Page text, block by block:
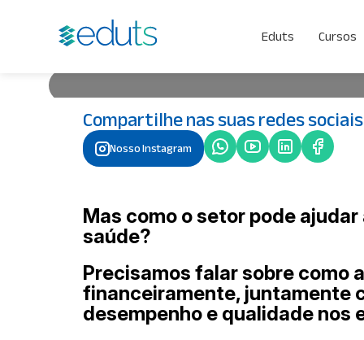
Eduts Cursos
Redução de custos com
Mas como o setor pode ajudar a reduzir os
Precisamos falar sobre como a Engenharia
com os benefícios de segurança, desempenho e
saúde! Vamos considerar alguns cenários!
Compartilhe nas suas redes
Nosso Instagram
Mas como o setor pode
saúde?
Precisamos falar sobre como
financeiramente, juntamente
desempenho e qualidade nos